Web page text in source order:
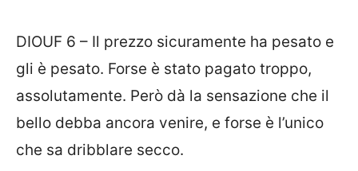
DIOUF 6 – Il prezzo sicuramente ha pesato e
gli è pesato. Forse è stato pagato troppo,
assolutamente. Però dà la sensazione che il
bello debba ancora venire, e forse è l’unico
che sa dribblare secco.